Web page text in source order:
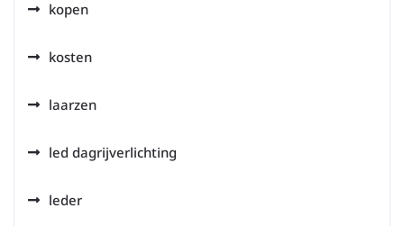
kopen
kosten
laarzen
led dagrijverlichting
leder